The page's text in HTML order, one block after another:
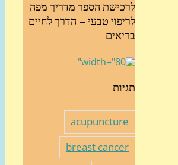
לרכישת הספר מדריך מפה
לריפוי טבעי – הדרך לחיים
בריאים
תגיות
acupuncture
breast cancer